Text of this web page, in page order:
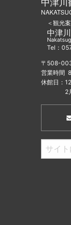
＜観光
中津
Tel：
〒508-
営業時間
休館日：
2月第